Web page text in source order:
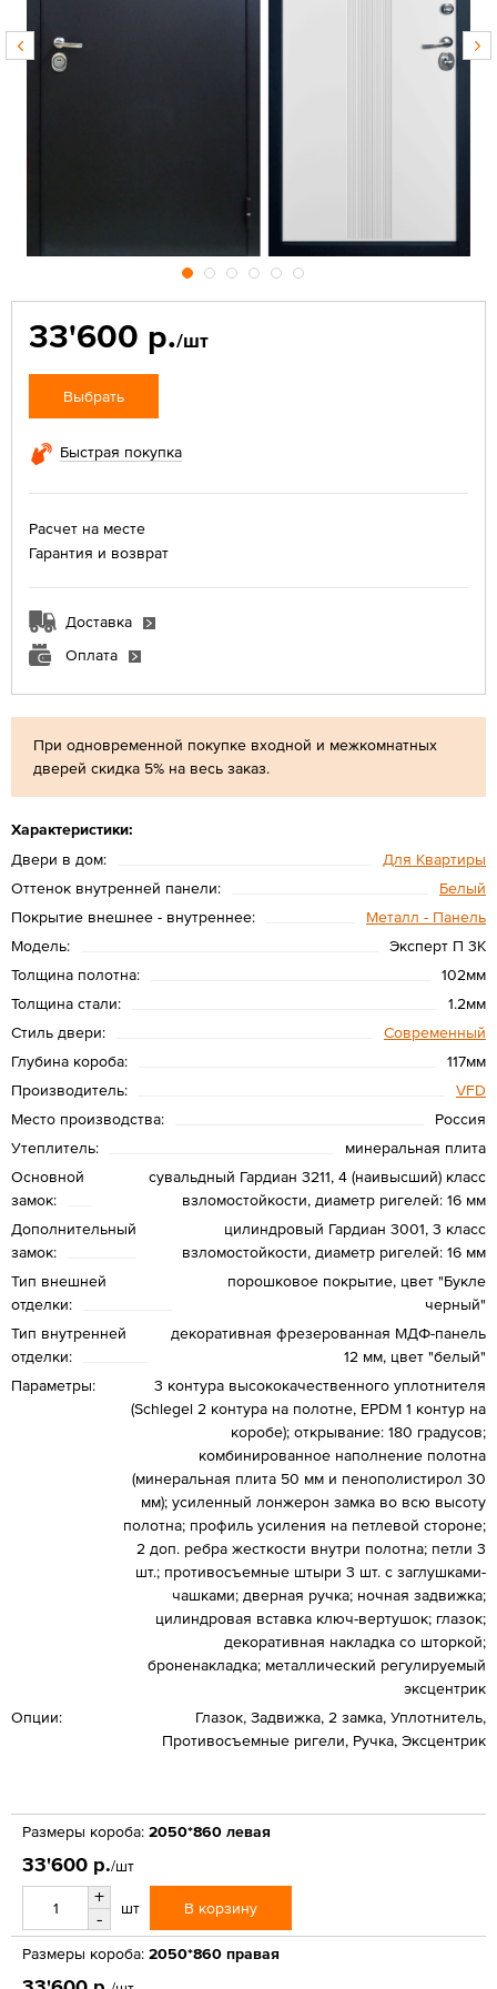
При одновременной покупке входной и межкомнатных
дверей скидка 5% на весь заказ.
Характеристики:
Двери в дом:
Для Квартиры
Оттенок внутренней панели:
Белый
Покрытие внешнее - внутреннее:
Металл - Панель
Модель:
Эксперт П 3K
Толщина полотна:
102мм
Толщина стали:
1.2мм
Стиль двери:
Современный
Глубина короба:
117мм
Производитель:
VFD
Место производства:
Россия
Утеплитель:
минеральная плита
Основной
замок:
сувальдный Гардиан 3211, 4 (наивысший) класс
взломостойкости, диаметр ригелей: 16 мм
Дополнительный
замок:
цилиндровый Гардиан 3001, 3 класс
взломостойкости, диаметр ригелей: 16 мм
Тип внешней
отделки:
порошковое покрытие, цвет "Букле
черный"
Тип внутренней
отделки:
декоративная фрезерованная МДФ-панель
12 мм, цвет "белый"
Параметры:
3 контура высококачественного уплотнителя
(Schlegel 2 контура на полотне, EPDM 1 контур на
коробе); открывание: 180 градусов;
комбинированное наполнение полотна
(минеральная плита 50 мм и пенополистирол 30
мм); усиленный лонжерон замка во всю высоту
полотна; профиль усиления на петлевой стороне;
2 доп. ребра жесткости внутри полотна; петли 3
шт.; противосъемные штыри 3 шт. с заглушками-
чашками; дверная ручка; ночная задвижка;
цилиндровая вставка ключ-вертушок; глазок;
декоративная накладка со шторкой;
броненакладка; металлический регулируемый
эксцентрик
Опции:
Глазок, Задвижка, 2 замка, Уплотнитель,
Противосъемные ригели, Ручка, Эксцентрик
33'600 р./шт
Выбрать
Быстрая покупка
Расчет на месте
Гарантия и возврат
Доставка
Оплата
Размеры короба: 2050*860 левая
33'600 р./шт
+
-
шт В корзину
Размеры короба: 2050*860 правая